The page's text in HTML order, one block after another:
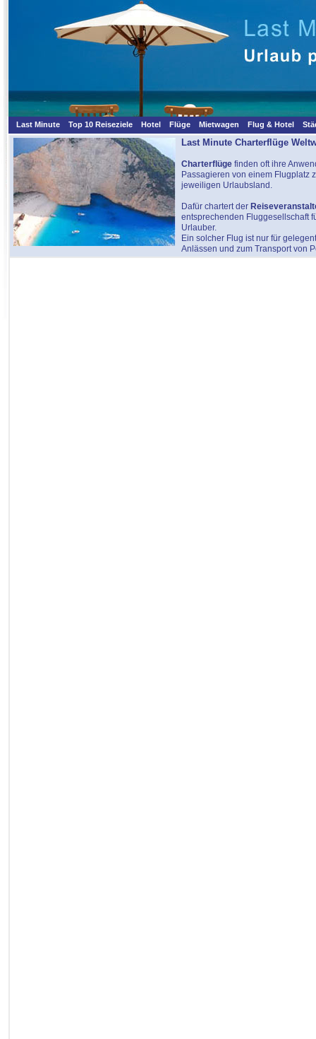
Last Minute Top 10 Reiseziele Hotel Flüge Mietwagen Flug & Hotel
Last Minute Charterflüge
Charterflüge finden oft ihre
Passagieren von einem Flugplatz
jeweiligen Urlaubsland.
Dafür chartert der
entsprechenden Fluggesellschaft
Urlauber.
Ein solcher Flug ist nur für
Anlässen und zum Transport von